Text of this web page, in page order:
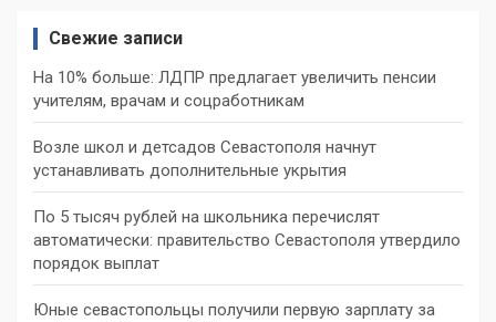
Свежие записи
На 10% больше: ЛДПР предлагает увеличить пенсии
учителям, врачам и соцработникам
Возле школ и детсадов Севастополя начнут
устанавливать дополнительные укрытия
По 5 тысяч рублей на школьника перечислят
автоматически: правительство Севастополя утвердило
порядок выплат
Юные севастопольцы получили первую зарплату за